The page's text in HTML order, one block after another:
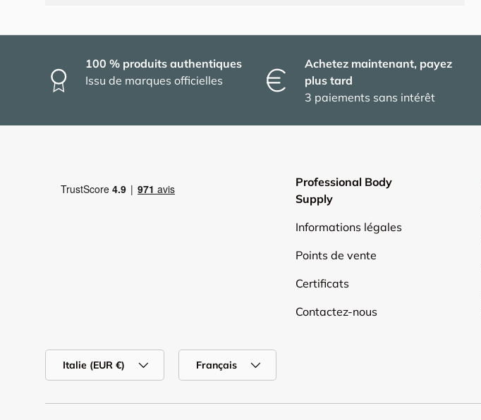
100 % produits authentiques
Issu de marques officielles
Achetez maintenant, payez
plus tard
3 paiements sans intérêt
Professional Body
Supply
Informations légales
Points de vente
Certificats
Contactez-nous
Italie (EUR €) Français